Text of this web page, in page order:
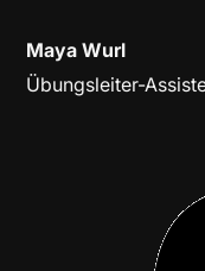
Maya Wurl
Übungsleiter-